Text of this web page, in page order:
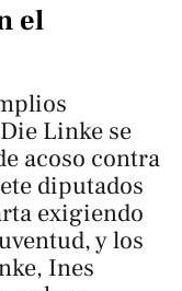
el
Linke se
acoso contra
diputados
exigiendo
y los
Ines